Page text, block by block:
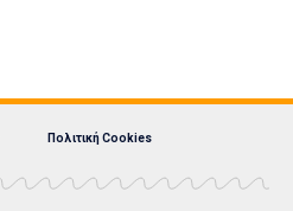
Πολιτική Cookies